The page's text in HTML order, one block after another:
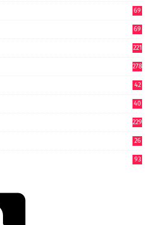
69
69
221
278
42
40
229
26
93